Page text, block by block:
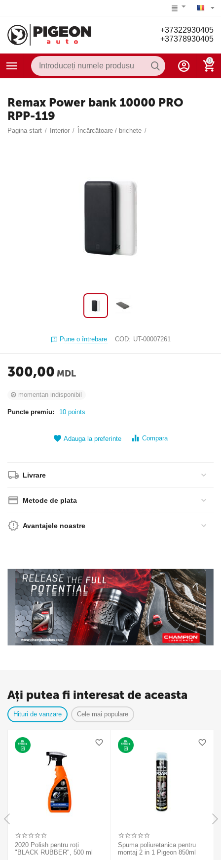
+37322930405
+37378930405
0
Remax Power bank 10000 PRO
RPP-119
Pagina start / Interior / Încărcătoare / brichete /
Pune o întrebare COD: UT-00007261
300,00 MDL
momentan indisponibil
Puncte premiu: 10 points
Adauga la preferinte Compara
Livrare
Metode de plata
Avantajele noastre
Ați putea fi interesat de aceasta
Hituri de vanzare Cele mai populare
2020 Polish pentru roți
"BLACK RUBBER", 500 ml
Spuma poliuretanica pentru
montaj 2 in 1 Pigeon 850ml